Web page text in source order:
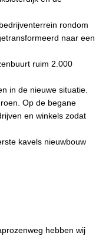
rondom
naar een
ruim 2.000
in de nieuwe situatie.
Op de begane
en winkels zodat
kavels nieuwbouw
hebben wij